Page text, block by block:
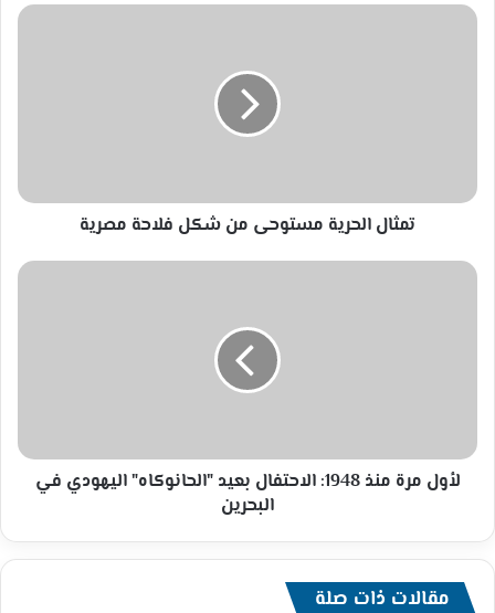
تمثال
تمثال الحرية مستوحى من شكل فلاحة مصرية
لأول
في
البحرين
لأول مرة منذ 1948: الاحتفال بعيد "الحانوكاه" اليهودي في
البحرين
مقالات ذات صلة